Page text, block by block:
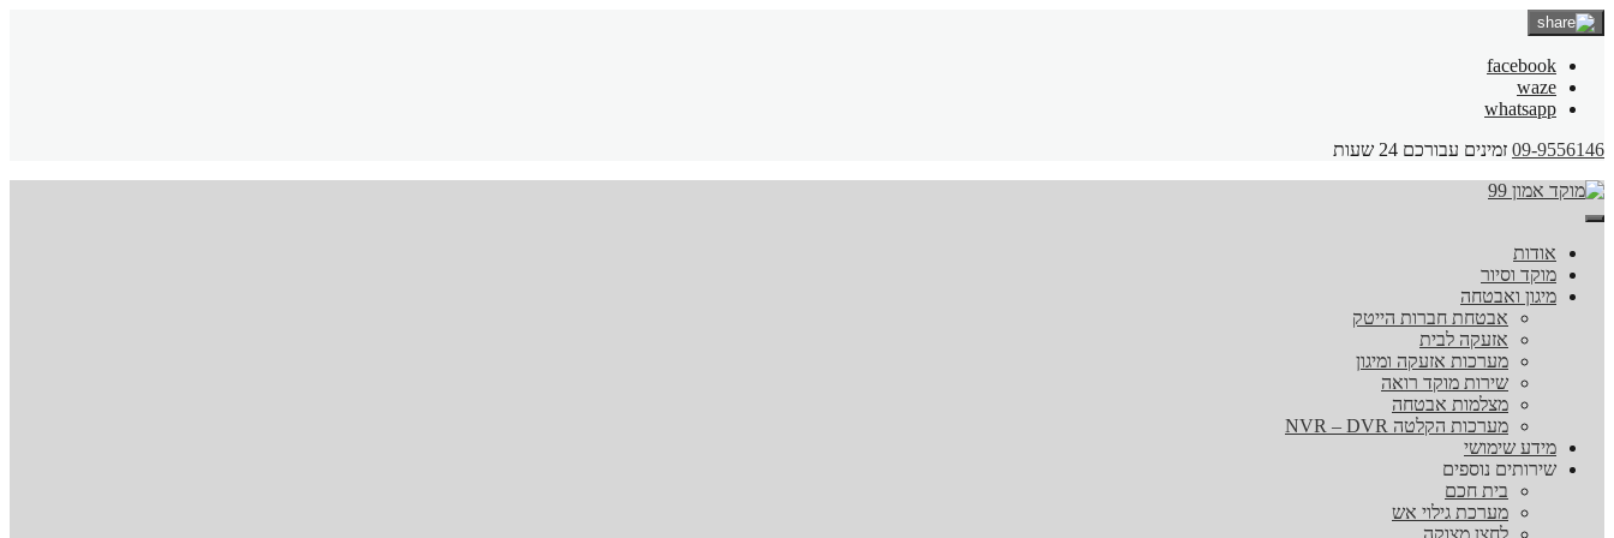
facebook
waze
whatsapp
09-9556146 זמינים עבורכם 24 שעות
אודות
מוקד וסיור
מיגון ואבטחה
אבטחת חברות הייטק
אזעקה לבית
מערכות אזעקה ומיגון
שירות מוקד רואה
מצלמות אבטחה
מערכות הקלטה NVR – DVR
מידע שימושי
שירותים נוספים
בית חכם
מערכת גילוי אש
לחצן מצוקה